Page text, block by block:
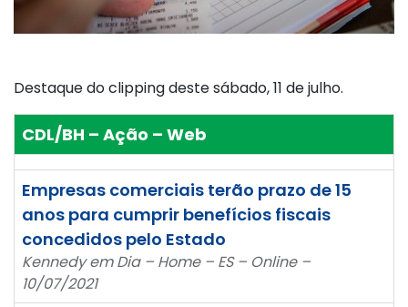
Destaque do clipping deste sábado, 11 de julho.
CDL/BH – Ação – Web
Empresas comerciais terão prazo de 15
anos para cumprir benefícios fiscais
concedidos pelo Estado
Kennedy em Dia – Home – ES – Online –
10/07/2021